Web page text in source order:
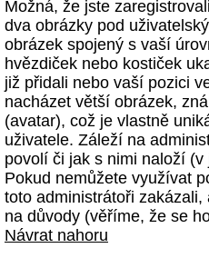
Možná, že jste
dva obrázky pod
obrázek spojený s vaší
hvězdiček nebo kostiček
již přidali nebo vaší pozici
nacházet větší obrázek,
(avatar), což je vlastně
uživatele. Záleží na
povolí či jak s nimi naloží
Pokud nemůžete využívat
toto administrátoři
na důvody (věříme, že se
Návrat nahoru